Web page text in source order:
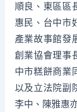
順良、東區區
惠民、台中市
產業故事館發
創業協會理事
中市糕餅商業
以及立法院副
李中、陳雅惠